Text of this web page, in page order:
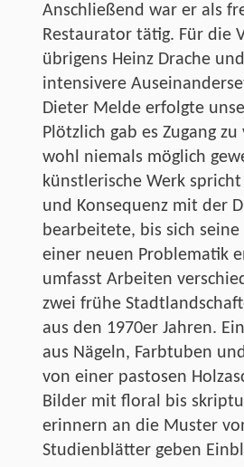
Anschließend war er als
Restaurator tätig. Für die
übrigens Heinz Drache
intensivere
Dieter Melde erfolgte
Plötzlich gab es Zugang
wohl niemals möglich
künstlerische Werk
und Konsequenz mit der
bearbeitete, bis sich
einer neuen Problematik
umfasst Arbeiten
zwei frühe
aus den 1970er Jahren.
aus Nägeln, Farbtuben
von einer pastosen
Bilder mit floral bis
erinnern an die Muster
Studienblätter geben